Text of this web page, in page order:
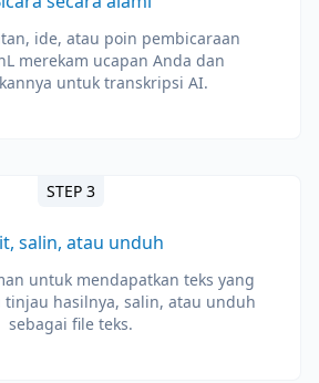
ide, atau poin pembicaraan
merekam ucapan Anda dan
untuk transkripsi AI.
STEP 3
salin, atau unduh
untuk mendapatkan teks yang
hasilnya, salin, atau unduh
sebagai file teks.